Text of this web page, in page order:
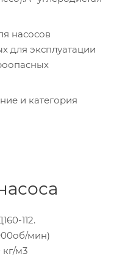
насосов
для эксплуатации
и категория
112.
мин)
кг/м3